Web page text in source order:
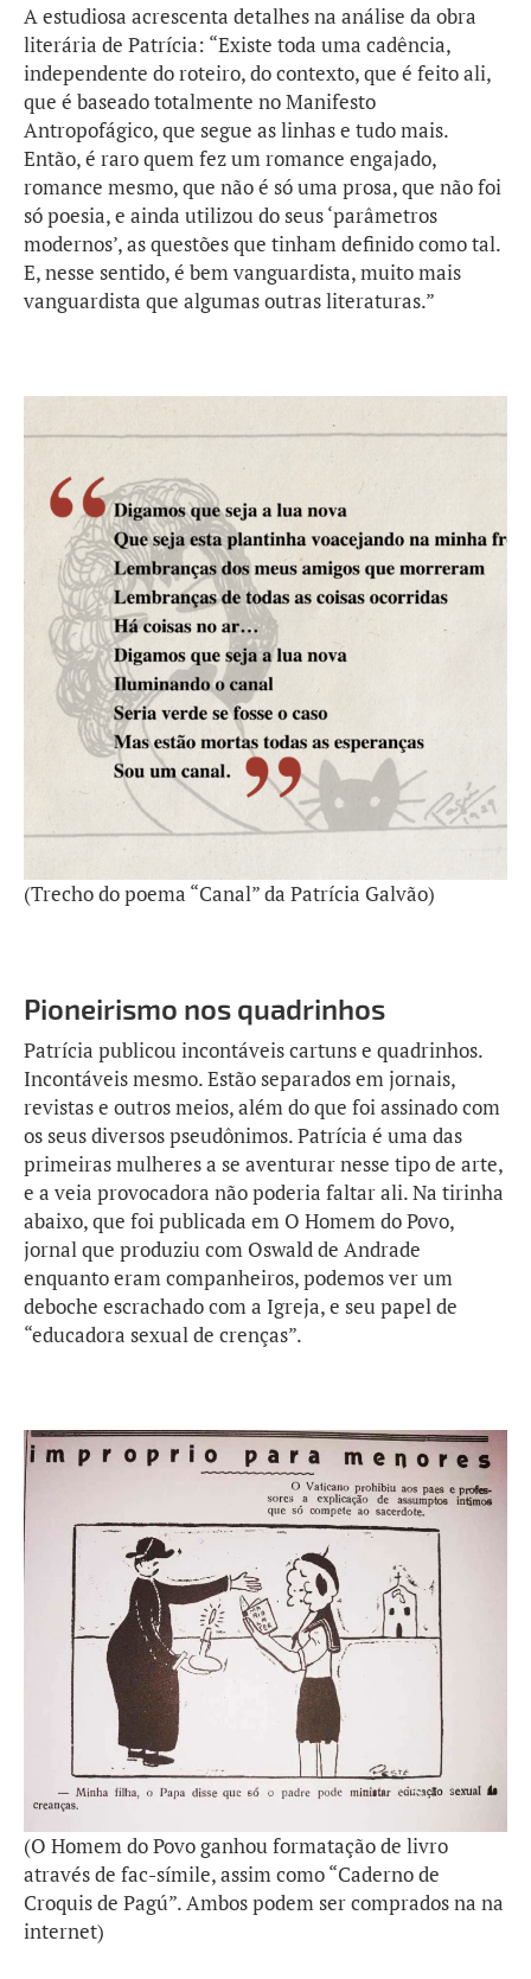
A estudiosa acrescenta detalhes na análise da obra
literária de Patrícia: “Existe toda uma cadência,
independente do roteiro, do contexto, que é feito ali,
que é baseado totalmente no Manifesto
Antropofágico, que segue as linhas e tudo mais.
Então, é raro quem fez um romance engajado,
romance mesmo, que não é só uma prosa, que não foi
só poesia, e ainda utilizou do seus ‘parâmetros
modernos’, as questões que tinham definido como tal.
E, nesse sentido, é bem vanguardista, muito mais
vanguardista que algumas outras literaturas.”
(Trecho do poema “Canal” da Patrícia Galvão)
Pioneirismo nos quadrinhos
Patrícia publicou incontáveis cartuns e quadrinhos.
Incontáveis mesmo. Estão separados em jornais,
revistas e outros meios, além do que foi assinado com
os seus diversos pseudônimos. Patrícia é uma das
primeiras mulheres a se aventurar nesse tipo de arte,
e a veia provocadora não poderia faltar ali. Na tirinha
abaixo, que foi publicada em O Homem do Povo,
jornal que produziu com Oswald de Andrade
enquanto eram companheiros, podemos ver um
deboche escrachado com a Igreja, e seu papel de
“educadora sexual de crenças”.
(O Homem do Povo ganhou formatação de livro
através de fac-símile, assim como “Caderno de
Croquis de Pagú”. Ambos podem ser comprados na na
internet)